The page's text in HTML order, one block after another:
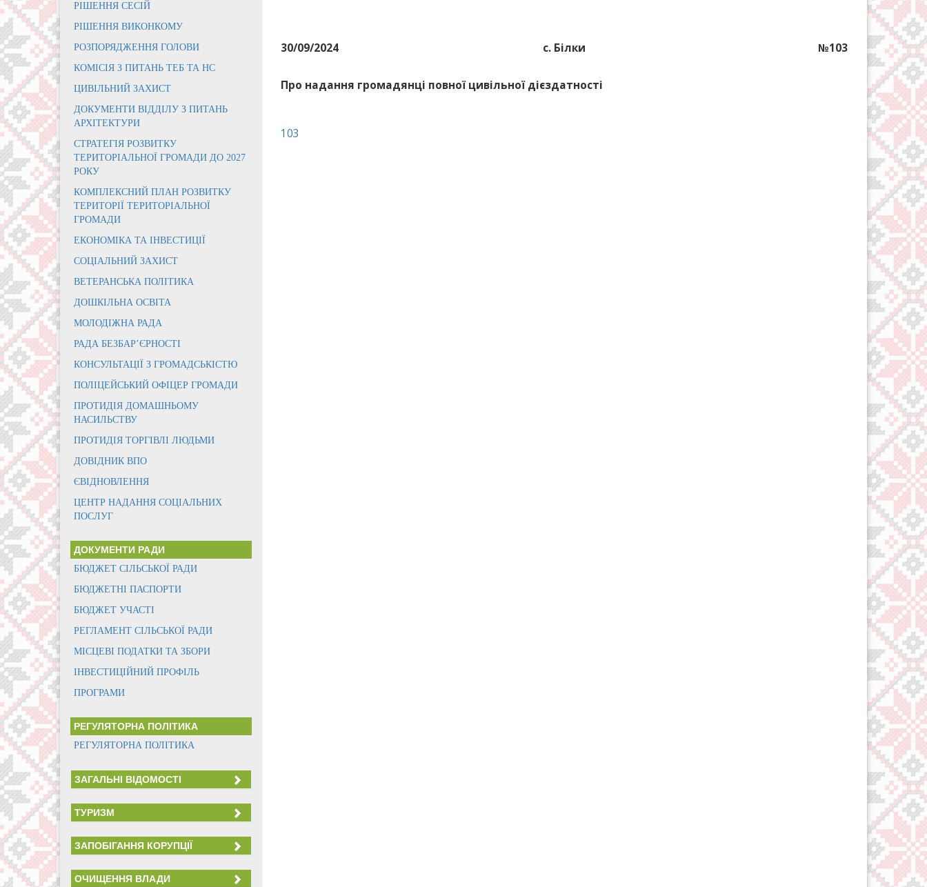
РІШЕННЯ СЕСІЙ
РІШЕННЯ ВИКОНКОМУ
РОЗПОРЯДЖЕННЯ ГОЛОВИ
КОМІСІЯ З ПИТАНЬ ТЕБ ТА НС
ЦИВІЛЬНИЙ ЗАХИСТ
ДОКУМЕНТИ ВІДДІЛУ З ПИТАНЬ
АРХІТЕКТУРИ
СТРАТЕГІЯ РОЗВИТКУ
ТЕРИТОРІАЛЬНОЇ ГРОМАДИ ДО 2027
РОКУ
КОМПЛЕКСНИЙ ПЛАН РОЗВИТКУ
ТЕРИТОРІЇ ТЕРИТОРІАЛЬНОЇ
ГРОМАДИ
ЕКОНОМІКА ТА ІНВЕСТИЦІЇ
СОЦІАЛЬНИЙ ЗАХИСТ
ВЕТЕРАНСЬКА ПОЛІТИКА
ДОШКІЛЬНА ОСВІТА
МОЛОДІЖНА РАДА
РАДА БЕЗБАР’ЄРНОСТІ
КОНСУЛЬТАЦІЇ З ГРОМАДСЬКІСТЮ
ПОЛІЦЕЙСЬКИЙ ОФІЦЕР ГРОМАДИ
ПРОТИДІЯ ДОМАШНЬОМУ
НАСИЛЬСТВУ
ПРОТИДІЯ ТОРГІВЛІ ЛЮДЬМИ
ДОВІДНИК ВПО
ЄВІДНОВЛЕННЯ
ЦЕНТР НАДАННЯ СОЦІАЛЬНИХ
ПОСЛУГ
ДОКУМЕНТИ РАДИ
БЮДЖЕТ СІЛЬСЬКОЇ РАДИ
БЮДЖЕТНІ ПАСПОРТИ
БЮДЖЕТ УЧАСТІ
РЕГЛАМЕНТ СІЛЬСЬКОЇ РАДИ
МІСЦЕВІ ПОДАТКИ ТА ЗБОРИ
ІНВЕСТИЦІЙНИЙ ПРОФІЛЬ
ПРОГРАМИ
РЕГУЛЯТОРНА ПОЛІТИКА
РЕГУЛЯТОРНА ПОЛІТИКА
ЗАГАЛЬНІ ВІДОМОСТІ
ТУРИЗМ
ЗАПОБІГАННЯ КОРУПЦІЇ
ОЧИЩЕННЯ ВЛАДИ
30/09/2024 с. Білки №103
Про надання громадянці повної цивільної дієздатності
103